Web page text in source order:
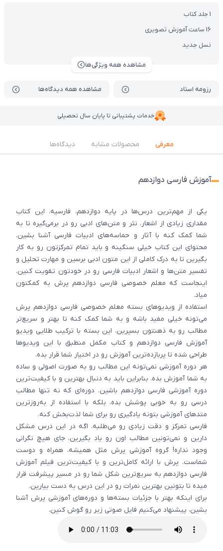
1 جلد کتاب
16 ساعت آموزش تصویری
نسل جدید
مشاهده همه ویژگی‌ها
رزومه استاد مشاهده همه دیدگاه‌ها
خدمات پشتیبانی تا پایان سال تحصیلی
معرفی محصولات مشابه دیدگاه‌ها
آموزش فارسی دوازدهم
یکی از مهم‌ترین درس‌ها در پایه دوازدهم، فارسیه. این کتاب
مقداری زیادی از اشعار، نثر و متن‌های ادبی رو در برمی‌گیره تا به
شما کمک کنه با آثار و حماسه‌های ادبیات فارسی آشنا بشین.
محتوای این کتاب خیلی سنگینه و باید تمام تمرکزتون رو به کار
بگیرین تا به درک کاملی از این متون ادبی برسین و مهارت تحلیل و
تفسیر متن‌ها و اشعار ادبیات فارسی رو در خودتون تقویت کنین.
اینجاست که معلم خصوصی فارسی دوازدهم پرش به کمکتون
میاد.
استفاده از ویدیو‌های بسته معلم خصوصی فارسی دوازدهم پرش
می‌تونه خیلی مفید باشه و به شما کمک کنه تا بهتر و سریع‌تر
مطالب رو به ذهنتون بسپرین. این بسته با ترکیب طلایی ویدیو
آموزش فارسی دوازدهم و کتاب مکمل منطبق با این ویدیوها
طراحی شده تا پربازده‌ترین آموزش رو در اختیار شما قرار بده.
هر دوره آموزشی نمی‌تونه این مطالب رو به صورت اصولی و ساده
به شما آموزش بده. بنابراین باید به دنبال بهترین و با کیفیت‌ترین
دوره آموزشی فارسی دوازدهم باشین. دوره‌ای که نه تنها مطالب
درسی رو به خوبی پوشش بده، بلکه با استفاده از به‌روزترین
متدهای آموزشی بتونه یادگیری رو برای شما لذت‌بخش کنه.
فارسی تمرکز و دقت زیادی رو می‌طلبه. اگه در این درس مشکل
دارین و نمی‌تونین مطالب اون رو یاد بگیرین، جای هیچ نگرانی
وجود نداره! گروه آموزشی پرش مثل همیشه، همراه و دوست
شماست. پرش با ارائه کامل‌ترین و با کیفیت‌ترین فیلم آموزش
فارسی دوازدهم به سریع‌ترین شکل شما رو در مسیر پیشرفت قرار
میده تا بتونین بهترین نمرات رو در این درس به دست بیارین.
برای اینکه بهتر با جزئیات بسته‌ها و دوره‌های آموزشی پرش آشنا
بشین، پیشنهاد می‌کنیم فایل صوتی زیر رو گوش کنین.